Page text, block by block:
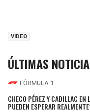
VIDEO
ÚLTIMAS
FÓRMULA 1
CHECO PÉREZ Y CADILLAC
PUEDEN ESPERAR